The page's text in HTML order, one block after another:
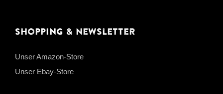
Shopping & Newsletter
Unser Amazon-Store
Unser Ebay-Store